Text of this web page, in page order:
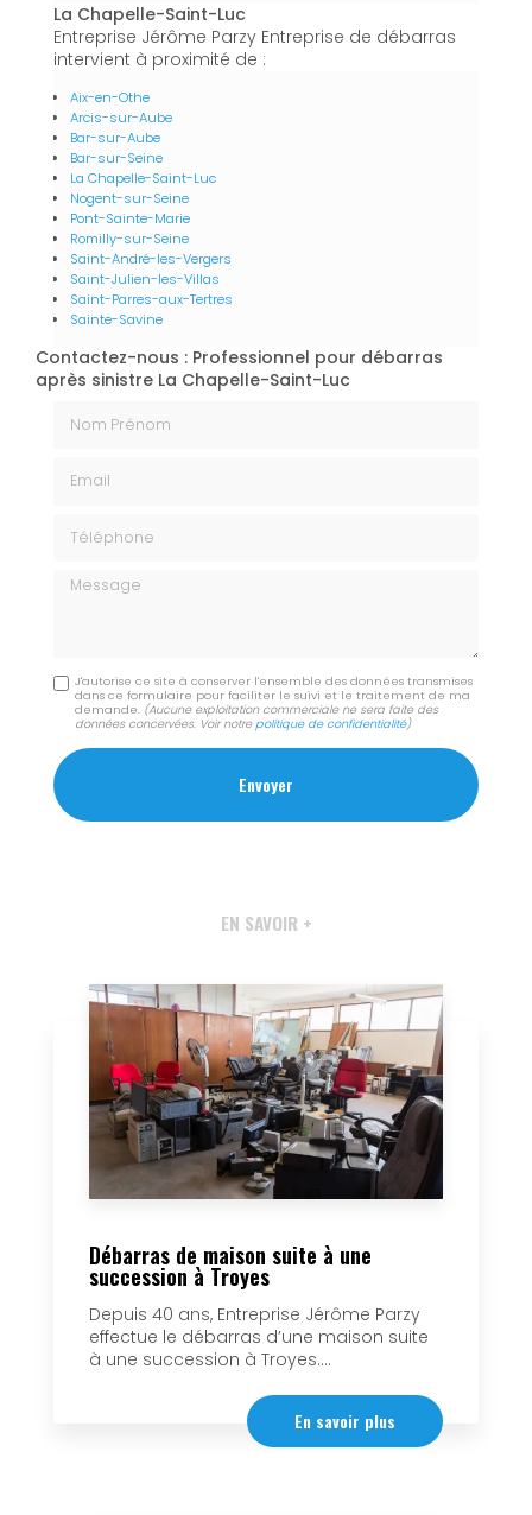
La Chapelle-Saint-Luc
Entreprise Jérôme Parzy Entreprise de débarras
intervient à proximité de :
Aix-en-Othe
Arcis-sur-Aube
Bar-sur-Aube
Bar-sur-Seine
La Chapelle-Saint-Luc
Nogent-sur-Seine
Pont-Sainte-Marie
Romilly-sur-Seine
Saint-André-les-Vergers
Saint-Julien-les-Villas
Saint-Parres-aux-Tertres
Sainte-Savine
Contactez-nous : Professionnel pour débarras
après sinistre La Chapelle-Saint-Luc
Message
J'autorise ce site à conserver l'ensemble des données transmises
dans ce formulaire pour faciliter le suivi et le traitement de ma
demande. (Aucune exploitation commerciale ne sera faite des
données concervées. Voir notrepolitique de confidentialité)
EN SAVOIR +
Débarras de maison suite à une
succession à Troyes
Depuis 40 ans, Entreprise Jérôme Parzy
effectue le débarras d’une maison suite
à une succession à Troyes....
En savoir plus